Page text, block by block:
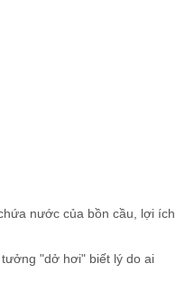
nước của bồn cầu, lợi ích
"dở hơi" biết lý do ai